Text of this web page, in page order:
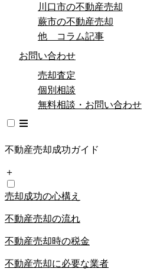
川口市の不動産売却
蕨市の不動産売却
他 コラム記事
お問い合わせ
売却査定
個別相談
無料相談・お問い合わせ
不動産売却成功ガイド
＋
売却成功の心構え
不動産売却の流れ
不動産売却時の税金
不動産売却に必要な業者